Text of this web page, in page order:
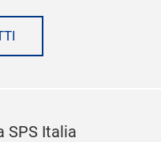
SPS Italia